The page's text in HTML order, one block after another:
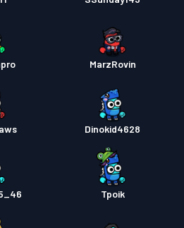
MarzRovin
Dinokid4628
Tpoik